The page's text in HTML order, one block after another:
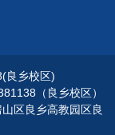
良乡校区)
（良乡校区）
区良乡高教园区良